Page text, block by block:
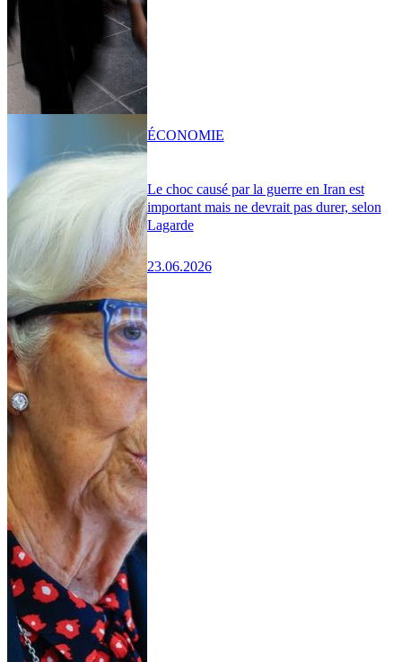
Le choc causé par la guerre en Iran est
important mais ne devrait pas durer, selon
Lagarde
23.06.2026
ÉCONOMIE